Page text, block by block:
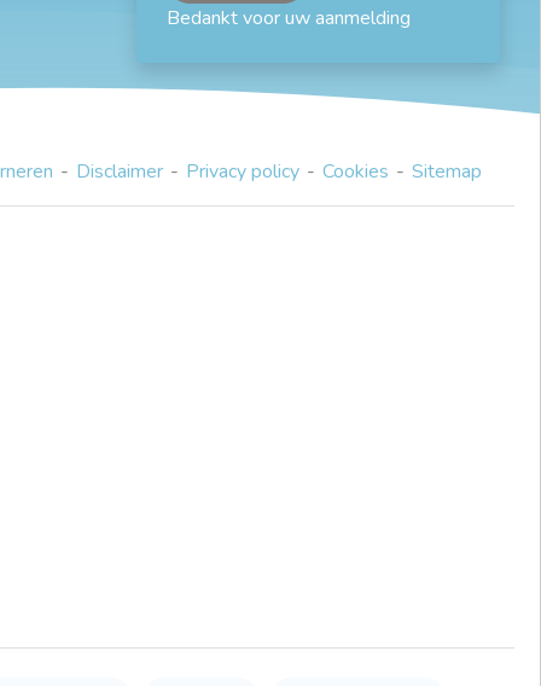
Bedankt voor uw aanmelding
Disclaimer Privacy policy Cookies Sitemap